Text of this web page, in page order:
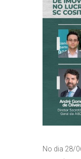
No dia 28/